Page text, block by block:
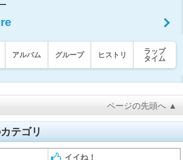
アルバム グループ ヒストリ
ラップ
タイム
ページの先頭へ ▲
テゴリ
イイね！